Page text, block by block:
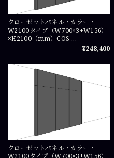
クローゼットパネル・カラー・
W2100タイプ（W700×3+W156）
×H2100（mm）COS-
¥248,400
クローゼットパネル・カラー・
W2100タイプ（W700×3+W156）